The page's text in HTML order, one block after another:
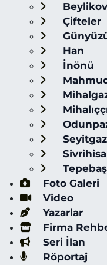
Çifteler
Han
İnönü
Foto Galeri
Video
Yazarlar
Firma
Seri İlan
Röportaj